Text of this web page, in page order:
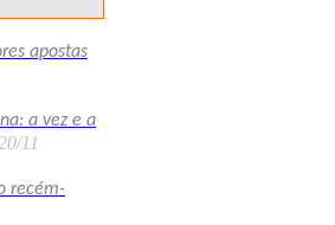
apostas
a vez e a
20/11
recém-